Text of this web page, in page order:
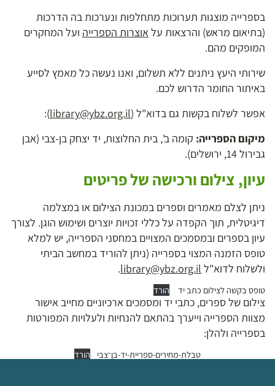
בספרייה מוצגות תערוכות מתחלפות ונערכות בה הדרכות
(בתיאום מראש) והרצאות עלאוצרות הספרייה ועל המחקרים
המופקים מהם.
שירותי היעץ ניתנים ללא תשלום, ואנו נעשה כל מאמץ לסייע
באיתור החומר הדרוש לכם.
אפשר לשלוח בקשות גם בדוא"ל (library@ybz.org.il
):
מיקום הספרייה: קומה ב', בית החלוצות, יד יצחק בן-צבי (אבן
גבירול 14, ירושלים).
עיון, צילום ורכישה של פריטים
ניתן לצלם מאמרים וספרים במכונת הצילום או במצלמה
דיגיטלית, תוך הקפדה על כללי זכויות יוצרים ושימוש הוגן. לצורך
עיון בספרים ובמסמכים המצויים במחסני הספרייה, יש למלא
טופס הזמנה המצוי בספרייה (ניתן להוריד במחשב הביתי
ולשלוח לדוא"ל library@ybz.org.il
.
טופס בקשה לצילום כתב יד הורד
צילום של ספרים, כתבי יד ומסמכים ארכיוניים מחייב אישור
מצוות הספרייה וייערך בהתאם להנחיות ולעלויות המפורטות
בספרייה ולהלן:
טבלת-מחירים-ספריית-יד-בן־צבי הורד